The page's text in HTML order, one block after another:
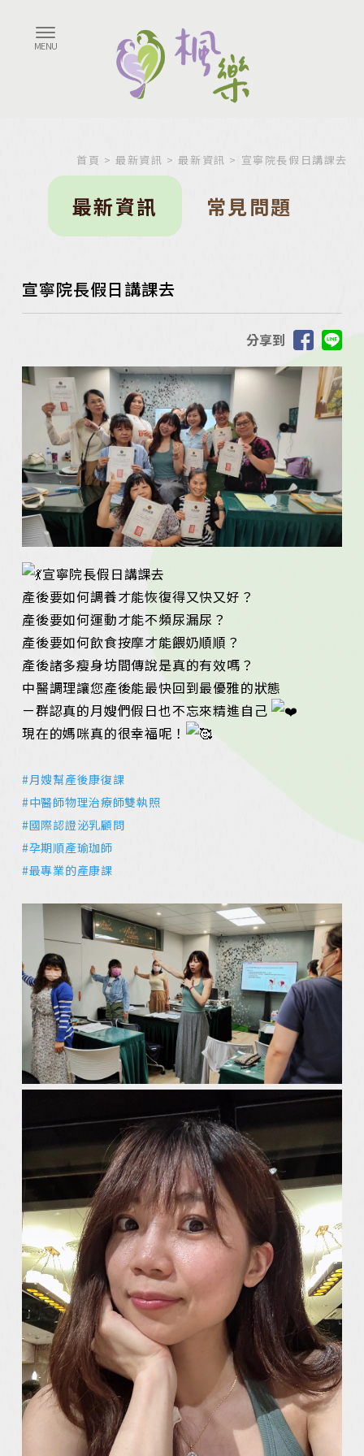
首頁 >最新資訊 >最新資訊 > 宣寧院長假日講課去
最新資訊 常見問題
宣寧院長假日講課去
分享到
宣寧院長假日講課去
產後要如何調養才能恢復得又快又好？
產後要如何運動才能不頻尿漏尿？
產後要如何飲食按摩才能餵奶順順？
產後諸多瘦身坊間傳說是真的有效嗎？
中醫調理讓您產後能最快回到最優雅的狀態
ㄧ群認真的月嫂們假日也不忘來精進自己
現在的媽咪真的很幸福呢！
#月嫂幫產後康復課
#中醫師物理治療師雙執照
#國際認證泌乳顧問
#孕期順產瑜珈師
#最專業的產康課